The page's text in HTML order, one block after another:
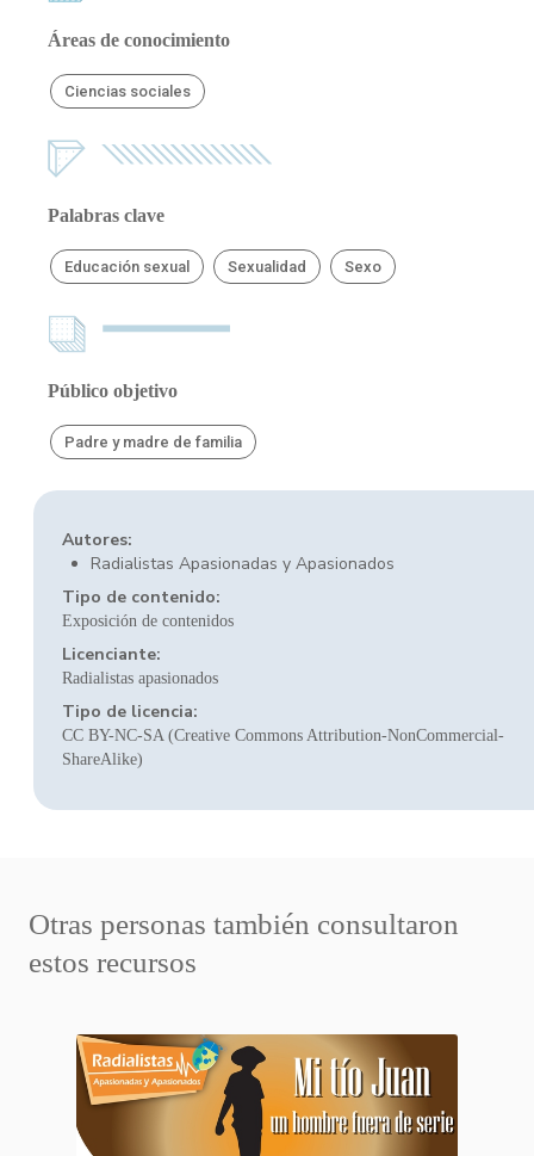
Áreas de conocimiento
Ciencias sociales
Palabras clave
Educación sexual Sexualidad Sexo
Público objetivo
Padre y madre de familia
Autores:
Radialistas Apasionadas y Apasionados
Tipo de contenido:
Exposición de contenidos
Licenciante:
Radialistas apasionados
Tipo de licencia:
CC BY-NC-SA (Creative Commons Attribution-NonCommercial-
ShareAlike)
Otras personas también consultaron
estos recursos